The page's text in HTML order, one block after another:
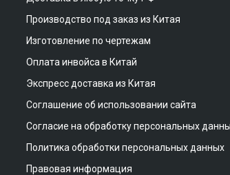
Производство под заказ из Китая
Изготовление по чертежам
Оплата инвойса в Китай
Экспресс доставка из Китая
Соглашение об использовании сайта
Согласие на обработку персональных
Политика обработки персональных данных
Правовая информация